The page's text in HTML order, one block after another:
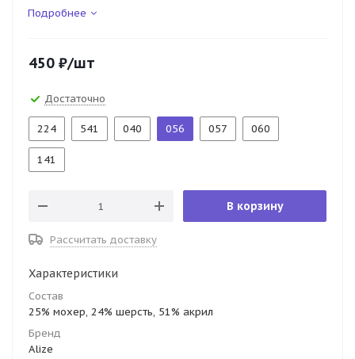
Подробнее
450 ₽/шт
Достаточно
224 541 040 056 057 060
141
В корзину
Рассчитать доставку
Характеристики
Состав
25% мохер, 24% шерсть, 51% акрил
Бренд
Alize